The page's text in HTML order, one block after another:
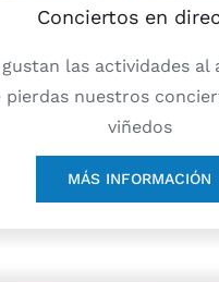
Conciertos en
las actividades al
pierdas nuestros
viñedos
MÁS INFORMACIÓN